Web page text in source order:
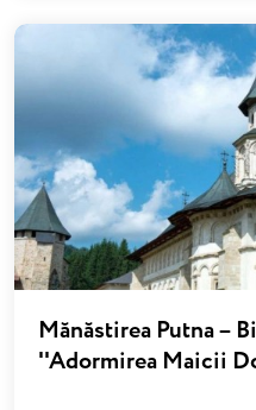
Mănăstirea Putna –
''Adormirea Maicii